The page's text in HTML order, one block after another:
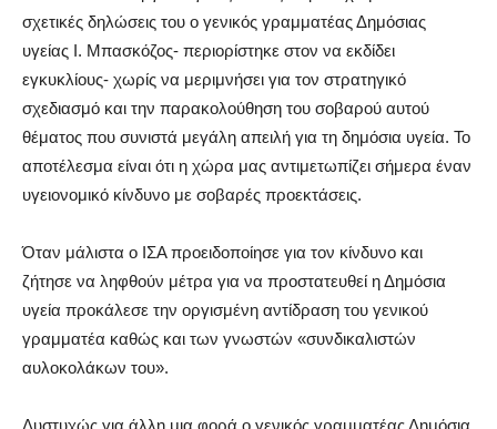
σχετικές δηλώσεις του ο γενικός γραμματέας Δημόσιας
υγείας Ι. Μπασκόζος- περιορίστηκε στον να εκδίδει
εγκυκλίους- χωρίς να μεριμνήσει για τον στρατηγικό
σχεδιασμό και την παρακολούθηση του σοβαρού αυτού
θέματος που συνιστά μεγάλη απειλή για τη δημόσια υγεία. Το
αποτέλεσμα είναι ότι η χώρα μας αντιμετωπίζει σήμερα έναν
υγειονομικό κίνδυνο με σοβαρές προεκτάσεις.
Όταν μάλιστα ο ΙΣΑ προειδοποίησε για τον κίνδυνο και
ζήτησε να ληφθούν μέτρα για να προστατευθεί η Δημόσια
υγεία προκάλεσε την οργισμένη αντίδραση του γενικού
γραμματέα καθώς και των γνωστών «συνδικαλιστών
αυλοκολάκων του».